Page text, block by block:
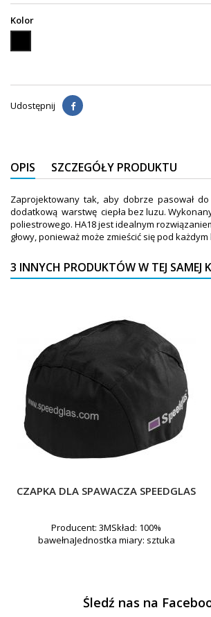
Kolor
Udostępnij
OPIS SZCZEGÓŁY PRODUKTU
Zaprojektowany tak, aby dobrze pasował do
dodatkową warstwę ciepła bez luzu.
poliestrowego. HA18 jest idealnym
głowy, ponieważ może zmieścić się pod każdym
3 INNYCH PRODUKTÓW W TEJ SAMEJ
CZAPKA DLA SPAWACZA SPEEDGLAS
Producent: 3MSkład: 100%
bawełnaJednostka miary: sztuka
Śledź nas na